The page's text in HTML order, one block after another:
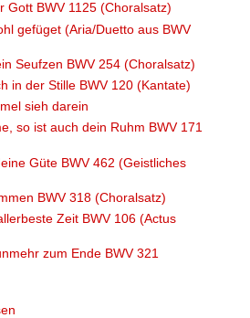
Gott BWV 1125 (Choralsatz)
gefüget (Aria/Duetto aus BWV
Seufzen BWV 254 (Choralsatz)
in der Stille BWV 120 (Kantate)
sieh darein
so ist auch dein Ruhm BWV 171
Güte BWV 462 (Geistliches
BWV 318 (Choralsatz)
Zeit BWV 106 (Actus
zum Ende BWV 321